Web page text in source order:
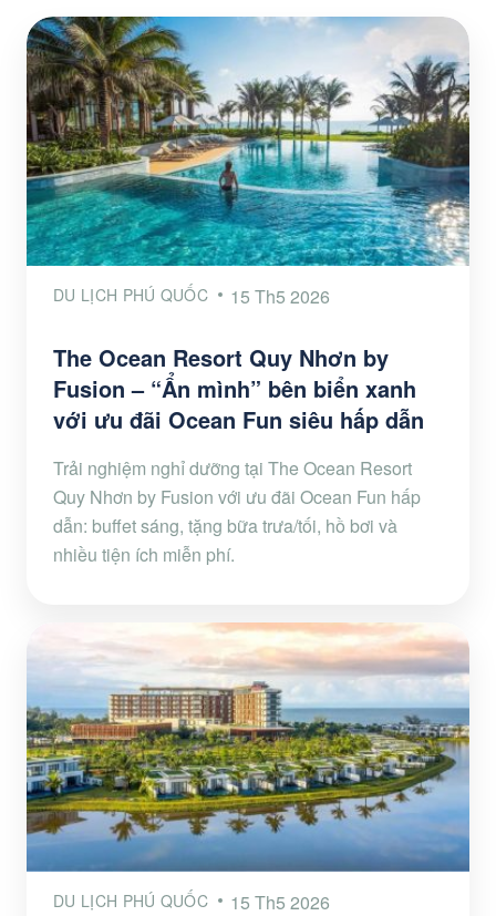
DU LỊCH PHÚ QUỐC 15 Th5 2026
The Ocean Resort Quy Nhơn by
Fusion – “Ẩn mình” bên biển xanh
với ưu đãi Ocean Fun siêu hấp dẫn
Trải nghiệm nghỉ dưỡng tại The Ocean Resort
Quy Nhơn by Fusion với ưu đãi Ocean Fun hấp
dẫn: buffet sáng, tặng bữa trưa/tối, hồ bơi và
nhiều tiện ích miễn phí.
DU LỊCH PHÚ QUỐC 15 Th5 2026